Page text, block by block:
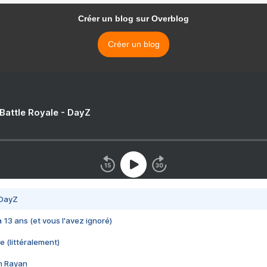
Créer un blog sur Overblog
Créer un blog
Royale - DayZ
13 ans (et vous l'avez ignoré)
(littéralement)
Rayan